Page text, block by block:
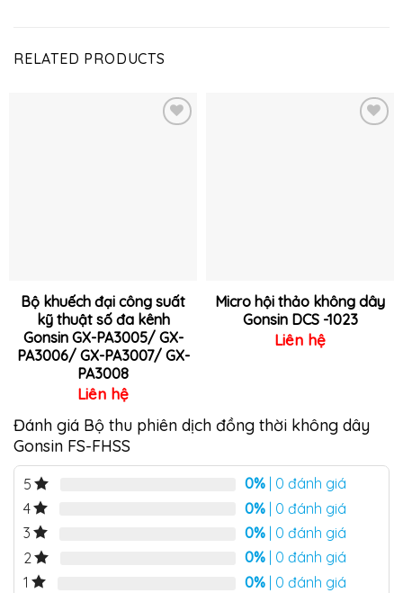
RELATED PRODUCTS
Bộ khuếch đại công suất
kỹ thuật số đa kênh
Gonsin GX-PA3005/ GX-
PA3006/ GX-PA3007/ GX-
PA3008
Liên hệ
Micro hội thảo không dây
Gonsin DCS -1023
Liên hệ
Đánh giá Bộ thu phiên dịch đồng thời không dây
Gonsin FS-FHSS
5 0% | 0 đánh giá
4
0% | 0 đánh giá
3
0% | 0 đánh giá
2
0% | 0 đánh giá
1
0% | 0 đánh giá